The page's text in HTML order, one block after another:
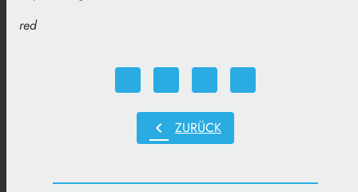
red
chevron_left ZURÜCK